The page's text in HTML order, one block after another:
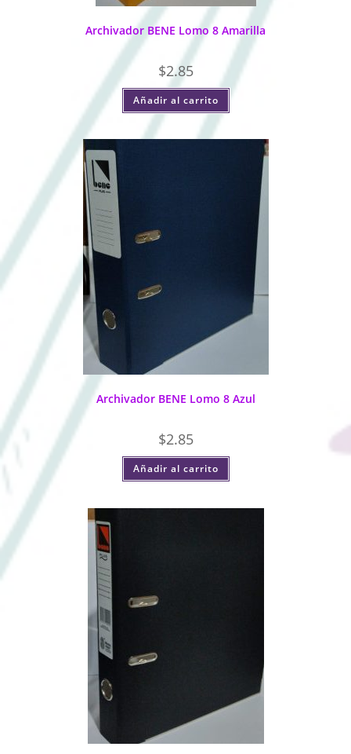
Archivador BENE Lomo 8 Amarilla
$2.85
Añadir al carrito
Archivador BENE Lomo 8 Azul
$2.85
Añadir al carrito